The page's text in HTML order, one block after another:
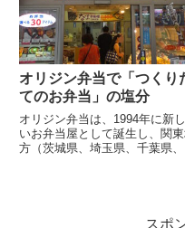
オリジン弁当で「つくり
てのお弁当」の塩分
オリジン弁当は、1994年に新し
いお弁当屋として誕生し、関
方（茨城県、埼玉県、千葉県、
スポ